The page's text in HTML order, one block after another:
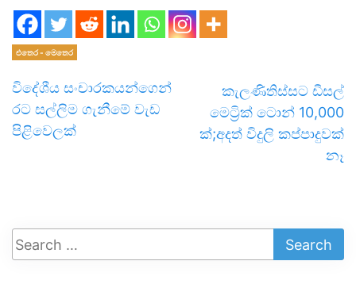
එතෙර - මෙතෙර
විදේශීය සංචාරකයන්ගෙන්
රට සල්ලිම ගැනීමේ වැඩ
පිළිවෙලක්
කැලණිතිස්සට ඩීසල්
මෙට්‍රික් ටොන් 10,000
ක්;අදත් විදුලි කප්පාදුවක්
නෑ